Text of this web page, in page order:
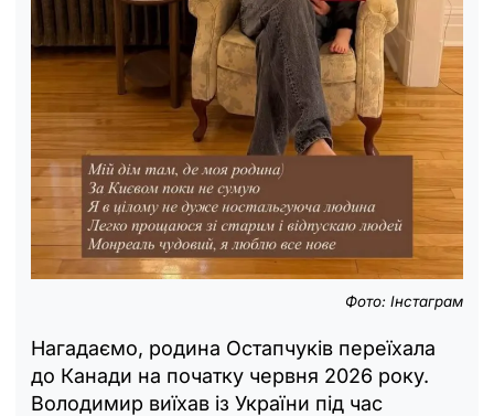
Фото: Інстаграм
Нагадаємо, родина Остапчуків переїхала
до Канади на початку червня 2026 року.
Володимир виїхав із України під час